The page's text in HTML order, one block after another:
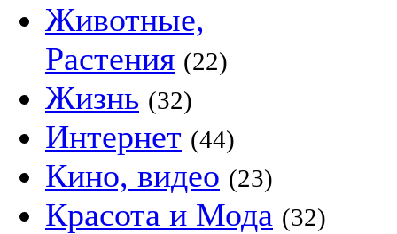
Животные,
Растения (22)
Жизнь (32)
Интернет (44)
Кино, видео (23)
Красота и Мода (32)